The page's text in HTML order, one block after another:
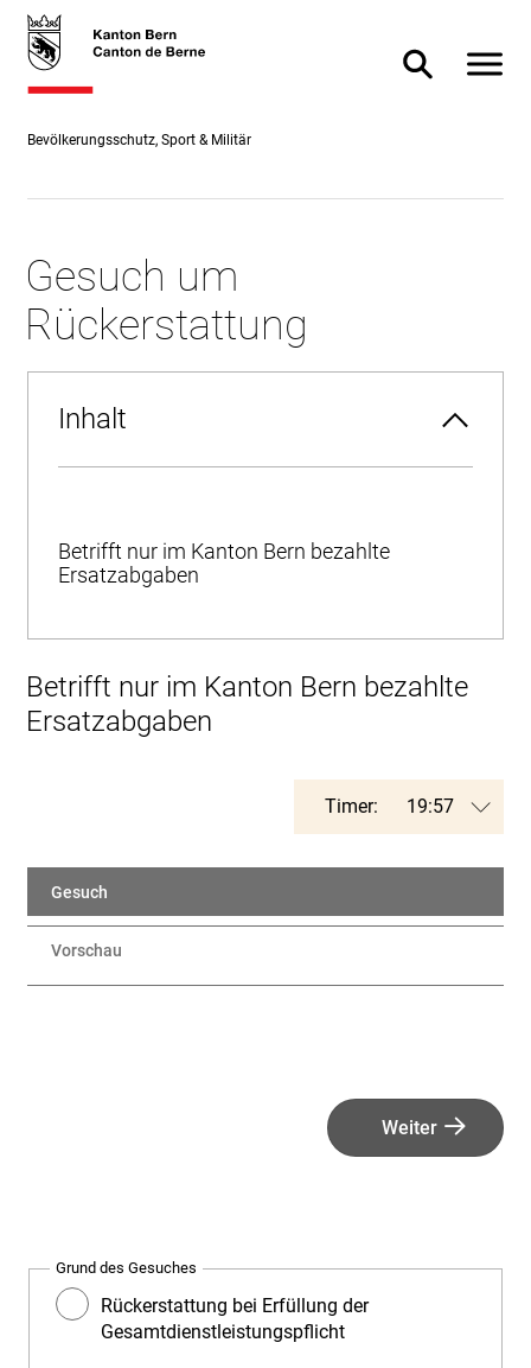
Direkt
zum
Inhalt
skiplink.toNavigation
skiplink.toStartPage
Direkt
Suche
Bevölkerungsschutz, Sport & Militär
Suche ein-
Gesuch um
Rückerstattung
Inhalt
Betrifft nur im Kanton Bern bezahlte
Ersatzabgaben
Betrifft nur im Kanton Bern bezahlte
Ersatzabgaben
Timer:
Gesuch
Vorschau
Weiter
Grund des Gesuches
Rückerstattung bei Erfüllung der
Gesamtdienstleistungspflicht